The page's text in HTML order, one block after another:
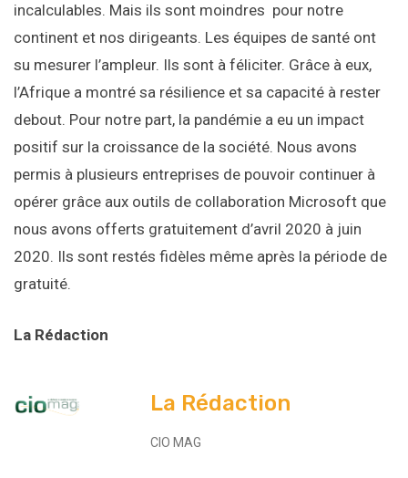
incalculables. Mais ils sont moindres pour notre
continent et nos dirigeants. Les équipes de santé ont
su mesurer l’ampleur. Ils sont à féliciter. Grâce à eux,
l’Afrique a montré sa résilience et sa capacité à rester
debout. Pour notre part, la pandémie a eu un impact
positif sur la croissance de la société. Nous avons
permis à plusieurs entreprises de pouvoir continuer à
opérer grâce aux outils de collaboration Microsoft que
nous avons offerts gratuitement d’avril 2020 à juin
2020. Ils sont restés fidèles même après la période de
gratuité.
La Rédaction
La Rédaction
CIO MAG